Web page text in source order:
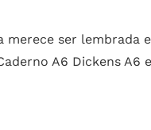
ser lembrada
A6 Dickens A6